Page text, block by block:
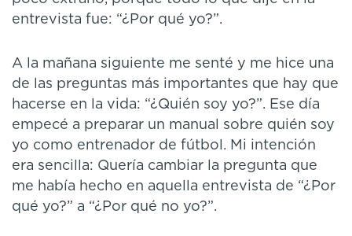
entrevista fue: “¿Por qué yo?”.
A la mañana siguiente me senté y me hice una
de las preguntas más importantes que hay que
hacerse en la vida: “¿Quién soy yo?”. Ese día
empecé a preparar un manual sobre quién soy
yo como entrenador de fútbol. Mi intención
era sencilla: Quería cambiar la pregunta que
me había hecho en aquella entrevista de “¿Por
qué yo?” a “¿Por qué no yo?”.